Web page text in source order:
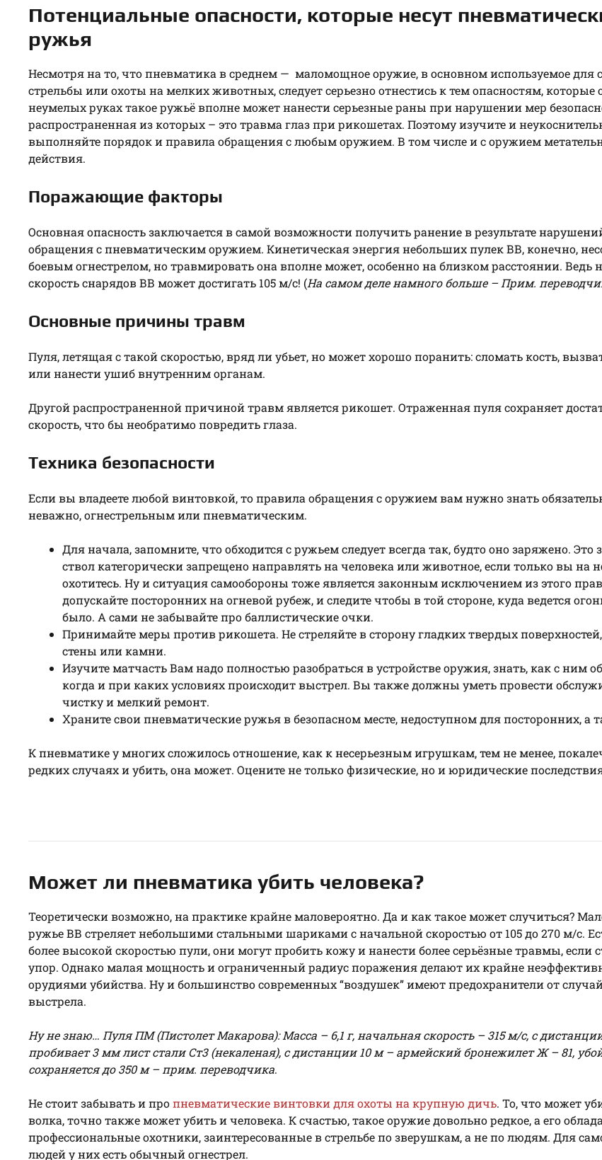
Потенциальные опасности, которые несут
ружья
Несмотря на то, что пневматика в среднем — маломощное оружие, в основном используемое для
стрельбы или охоты на мелких животных, следует серьезно отнестись к тем опасностям, которые
неумелых руках такое ружьё вполне может нанести серьезные раны при нарушении мер
распространенная из которых – это травма глаз при рикошетах. Поэтому изучите и
выполняйте порядок и правила обращения с любым оружием. В том числе и с оружием
действия.
Поражающие факторы
Основная опасность заключается в самой возможности получить ранение в результате
обращения с пневматическим оружием. Кинетическая энергия небольших пулек ВВ, конечно,
боевым огнестрелом, но травмировать она вполне может, особенно на близком расстоянии. Ведь
скорость снарядов ВВ может достигать 105 м/с! (На самом деле намного больше – Прим.
Основные причины травм
Пуля, летящая с такой скоростью, вряд ли убьет, но может хорошо поранить: сломать кость,
или нанести ушиб внутренним органам.
Другой распространенной причиной травм является рикошет. Отраженная пуля сохраняет
скорость, что бы необратимо повредить глаза.
Техника безопасности
Если вы владеете любой винтовкой, то правила обращения с оружием вам нужно знать
неважно, огнестрельным или пневматическим.
Для начала, запомните, что обходится с ружьем следует всегда так, будто оно заряжено. Это
ствол категорически запрещено направлять на человека или животное, если только вы на
охотитесь. Ну и ситуация самообороны тоже является законным исключением из этого
допускайте посторонних на огневой рубеж, и следите чтобы в той стороне, куда ведется
было. А сами не забывайте про баллистические очки.
Принимайте меры против рикошета. Не стреляйте в сторону гладких твердых
стены или камни.
Изучите матчасть Вам надо полностью разобраться в устройстве оружия, знать, как с ним
когда и при каких условиях происходит выстрел. Вы также должны уметь провести
чистку и мелкий ремонт.
Храните свои пневматические ружья в безопасном месте, недоступном для посторонних, а
К пневматике у многих сложилось отношение, как к несерьезным игрушкам, тем не менее,
редких случаях и убить, она может. Оцените не только физические, но и юридические
Может ли пневматика убить человека?
Теоретически возможно, на практике крайне маловероятно. Да и как такое может случиться?
ружье ВВ стреляет небольшими стальными шариками с начальной скоростью от 105 до 270 м/с.
более высокой скоростью пули, они могут пробить кожу и нанести более серьёзные травмы, если
упор. Однако малая мощность и ограниченный радиус поражения делают их крайне
орудиями убийства. Ну и большинство современных “воздушек” имеют предохранители от
выстрела.
Ну не знаю… Пуля ПМ (Пистолет Макарова): Масса – 6,1 г, начальная скорость – 315 м/с, с
пробивает 3 мм лист стали Ст3 (некаленая), с дистанции 10 м – армейский бронежилет Ж – 81,
сохраняется до 350 м – прим. переводчика.
Не стоит забывать и пропневматические винтовки для охоты на крупную дичь. То, что может
волка, точно также может убить и человека. К счастью, такое оружие довольно редкое, а его
профессиональные охотники, заинтересованные в стрельбе по зверушкам, а не по людям. Для
людей у них есть обычный огнестрел.